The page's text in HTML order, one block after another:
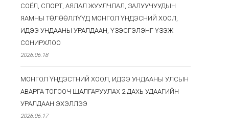
СОЁЛ, СПОРТ, АЯЛАЛ ЖУУЛЧЛАЛ, ЗАЛУУЧУУДЫН
ЯАМНЫ ТӨЛӨӨЛЛҮҮД МОНГОЛ ҮНДЭСНИЙ ХООЛ,
ИДЭЭ УНДААНЫ УРАЛДААН, ҮЗЭСГЭЛЭНГ ҮЗЭЖ
СОНИРХЛОО
2026.06.18
МОНГОЛ ҮНДЭСТНИЙ ХООЛ, ИДЭЭ УНДААНЫ УЛСЫН
АВАРГА ТОГООЧ ШАЛГАРУУЛАХ 2 ДАХЬ УДААГИЙН
УРАЛДААН ЭХЭЛЛЭЭ
2026.06.17